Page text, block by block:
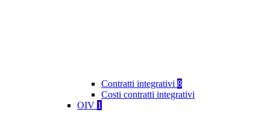
Contratti integrativi 8
Costi contratti integrativi
OIV 1